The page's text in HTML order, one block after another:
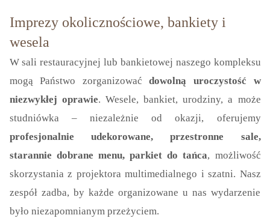
Imprezy okolicznościowe, bankiety i
wesela
W sali restauracyjnej lub bankietowej naszego kompleksu
mogą Państwo zorganizowaćdowolną uroczystość w
niezwykłej oprawie. Wesele, bankiet, urodziny, a może
studniówka – niezależnie od okazji, oferujemy
profesjonalnie udekorowane, przestronne sale,
starannie dobrane menu, parkiet do tańca, możliwość
skorzystania z projektora multimedialnego i szatni. Nasz
zespół zadba, by każde organizowane u nas wydarzenie
było niezapomnianym przeżyciem.